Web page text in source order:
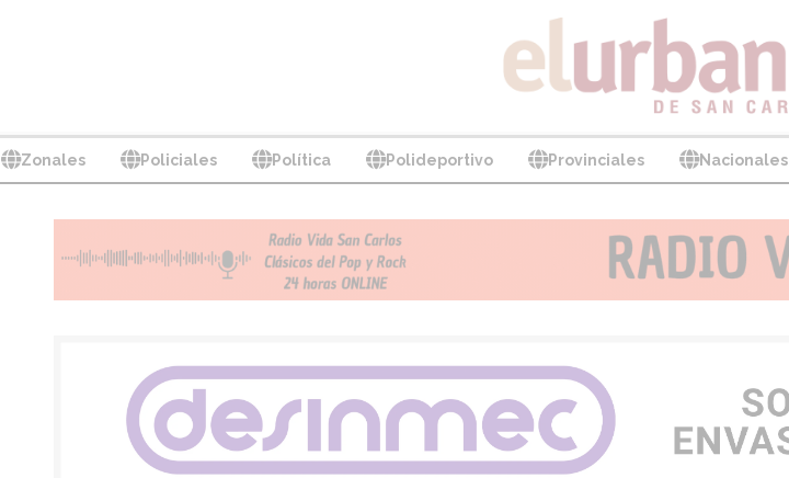
Zonales Policiales Política Polideportivo Provinciales Nacionales